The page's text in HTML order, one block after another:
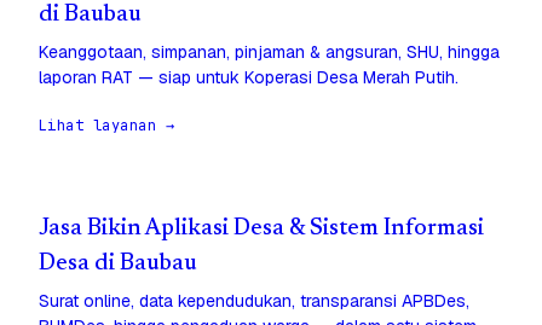
di Baubau
Keanggotaan, simpanan, pinjaman & angsuran, SHU, hingga
laporan RAT — siap untuk Koperasi Desa Merah Putih.
Lihat layanan →
Jasa Bikin Aplikasi Desa & Sistem Informasi
Desa di Baubau
Surat online, data kependudukan, transparansi APBDes,